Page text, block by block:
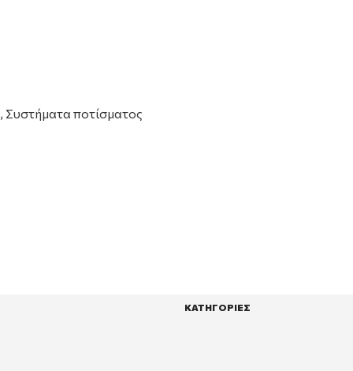
, Συστήματα ποτίσματος
ΚΑΤΗΓΟΡΙΕΣ